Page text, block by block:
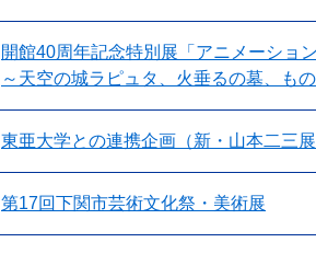
開館40周年記念特別展「アニメーシ
～天空の城ラピュタ、火垂るの墓、も
東亜大学との連携企画（新・山本二三
第17回下関市芸術文化祭・美術展